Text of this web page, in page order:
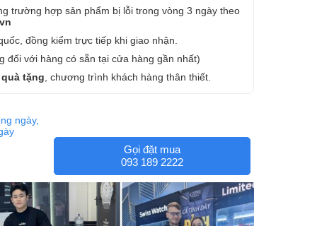
trường hợp sản phẩm bị lỗi trong vòng 3 ngày theo
đồng kiểm trực tiếp khi giao nhận.
đối với hàng có sẵn tại cửa hàng gần nhất)
tặng , chương trình khách hàng thân thiết.
ngày,
Gọi đặt mua
093 189 2222